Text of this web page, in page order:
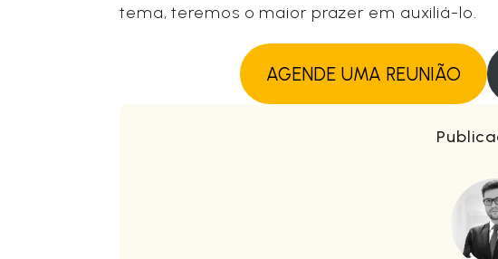
tema, teremos o maior prazer em auxiliá-lo.
AGENDE UMA REUNIÃO